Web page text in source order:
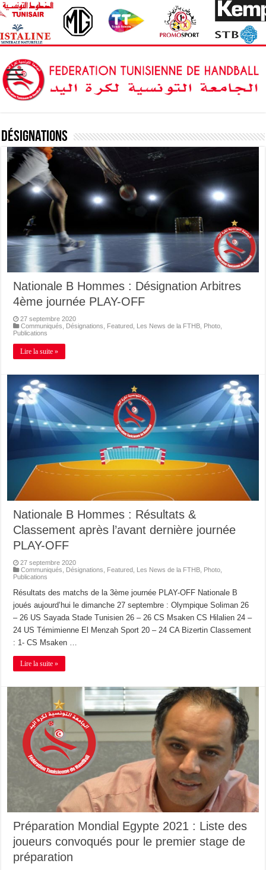
Désignations
Nationale B Hommes : Désignation Arbitres
4ème journée PLAY-OFF
27 septembre 2020
Communiqués
Désignations Featured Les News de la FTHB Photo
Publications
Lire la suite »
Nationale B Hommes : Résultats &
Classement après l’avant dernière journée
PLAY-OFF
27 septembre 2020
Communiqués
Désignations Featured Les News de la FTHB Photo
Publications
Résultats des matchs de la 3ème journée PLAY-OFF Nationale B
joués aujourd’hui le dimanche 27 septembre : Olympique Soliman 26
– 26 US Sayada Stade Tunisien 26 – 26 CS Msaken CS Hilalien 24 –
24 US Témimienne El Menzah Sport 20 – 24 CA Bizertin Classement
: 1- CS Msaken …
Lire la suite »
Préparation Mondial Egypte 2021 : Liste des
joueurs convoqués pour le premier stage de
préparation